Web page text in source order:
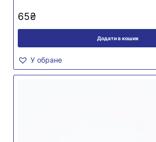
65₴
Додати в кошик
У обране